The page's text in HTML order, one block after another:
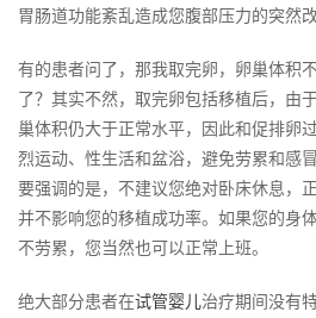
胃肠道功能紊乱造成您腹部压力的突然改
有的患者问了，那我取完卵，卵巢体积
了？其实不然，取完卵包括移植后，由
巢体积仍大于正常水平，因此和促排卵
烈运动、性生活和盆浴，避免劳累和感
要强调的是，不建议您绝对卧床休息，
并不影响您的移植成功率。如果您的身
不劳累，您当然也可以正常上班。
绝大部分患者在试管婴儿治疗期间没有